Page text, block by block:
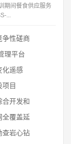
期间餐食供应服务
争性磋商
理平台
化遥感
目
合开发和
全覆盖延
查岩心钻